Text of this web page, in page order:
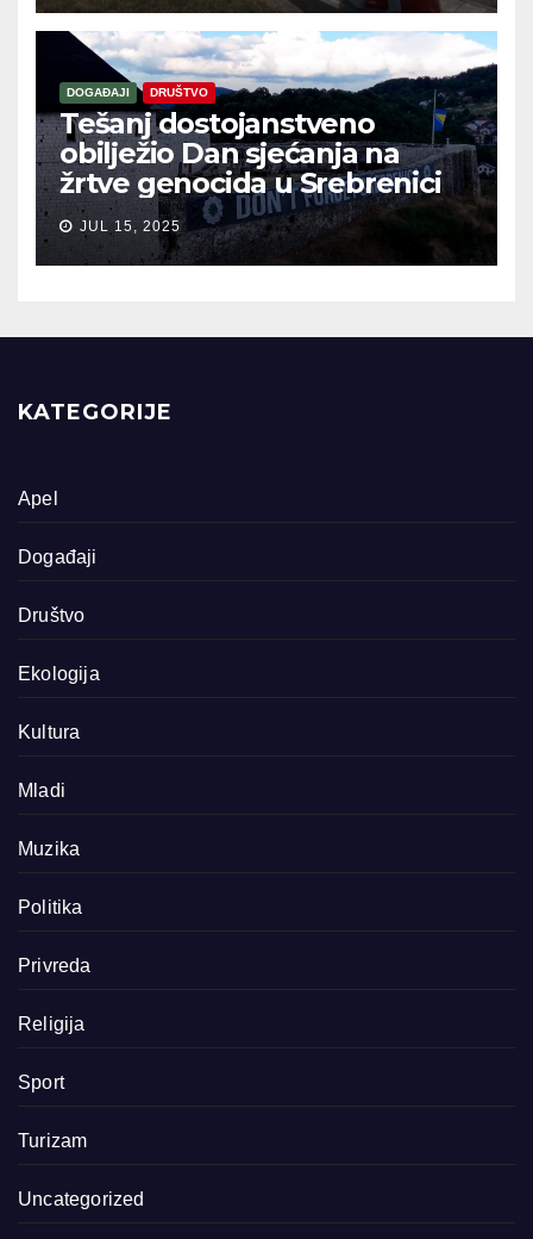
DOGAĐAJI DRUŠTVO
Tešanj dostojanstveno
obilježio Dan sjećanja na
žrtve genocida u Srebrenici
JUL 15, 2025
KATEGORIJE
Apel
Događaji
Društvo
Ekologija
Kultura
Mladi
Muzika
Politika
Privreda
Religija
Sport
Turizam
Uncategorized